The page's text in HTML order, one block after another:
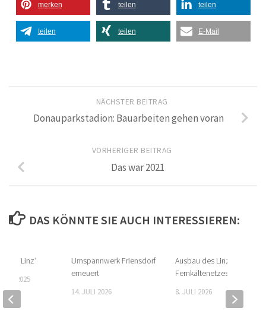
merken teilen teilen
teilen teilen E-Mail
NÄCHSTER BEITRAG
Donauparkstadion: Bauarbeiten gehen voran
VORHERIGER BEITRAG
Das war 2021
DAS KÖNNTE SIE AUCH INTERESSIEREN:
Umspannwerk Friensdorf
erneuert
14. JULI 2026
Ausbau des Linzer
Fernkältenetzes
8. JULI 2026
Linz‘
2025